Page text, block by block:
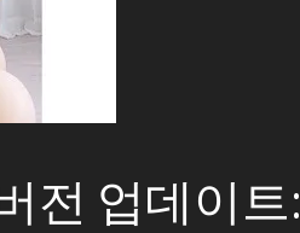
전 업데이트: